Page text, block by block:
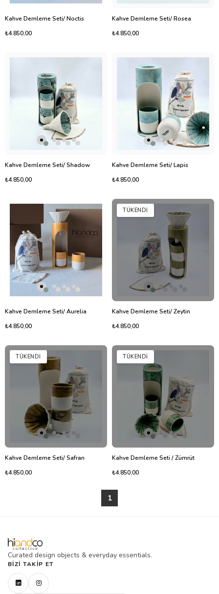
Kahve Demleme Seti/ Noctis
₺4.850,00
Kahve Demleme Seti/ Rosea
₺4.850,00
Kahve Demleme Seti/ Shadow
₺4.850,00
Kahve Demleme Seti/ Lapis
₺4.850,00
Kahve Demleme Seti/ Aurelia
₺4.850,00
TÜKENDI
Kahve Demleme Seti/ Zeytin
₺4.850,00
TÜKENDI
Kahve Demleme Seti/ Safran
₺4.850,00
TÜKENDI
Kahve Demleme Seti / Zümrüt
₺4.850,00
1
Curated design objects & everyday essentials.
BIZI TAKIP ET